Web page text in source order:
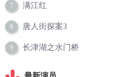
7 满江红
8 唐人街探案3
9 长津湖之水门桥